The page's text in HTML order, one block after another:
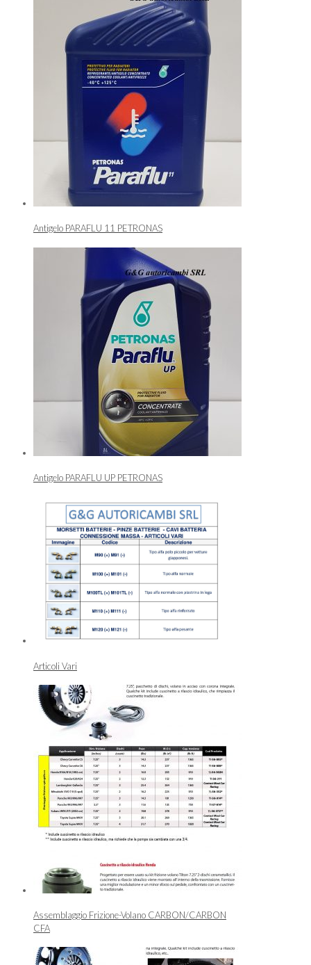
Antigelo PARAFLU 11 PETRONAS
Antigelo PARAFLU UP PETRONAS
Articoli Vari
Assemblaggio Frizione-Volano CARBON/CARBON
CFA